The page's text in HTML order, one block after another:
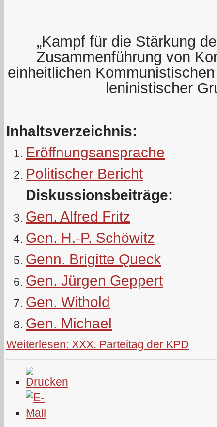
„Kampf für die Stärkung
Zusammenführung von
einheitlichen
leninistischer
Inhaltsverzeichnis:
Eröffnungsansprache
Politischer Bericht
Diskussionsbeiträge:
Gen. Alfred Fritz
Gen. H.-P. Schöwitz
Genn. Brigitte Queck
Gen. Jürgen Geppert
Gen. Withold
Gen. Michael
Weiterlesen: XXX. Parteitag der KPD